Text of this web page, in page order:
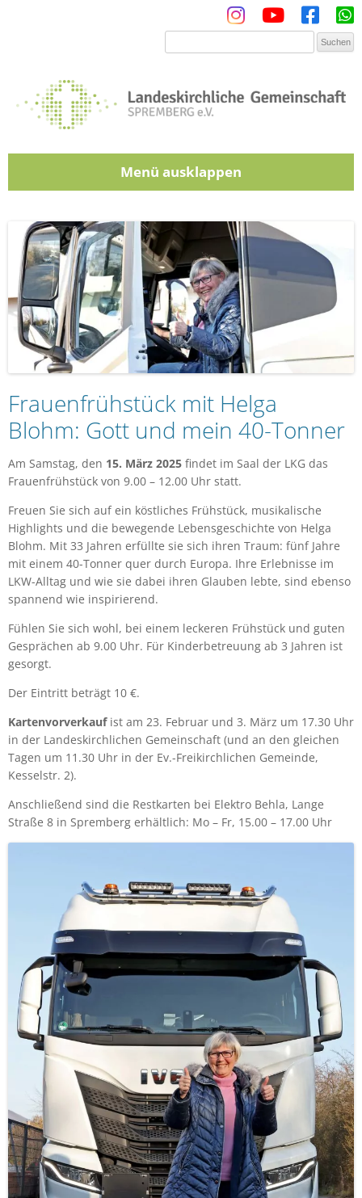
Menü
Frauenfrühstück mit Helga
Blohm: Gott und mein 40-Tonner
Am Samstag, den 15. März 2025 findet im Saal der LKG das
Frauenfrühstück von 9.00 – 12.00 Uhr statt.
Freuen Sie sich auf ein köstliches Frühstück, musikalische
Highlights und die bewegende Lebensgeschichte von Helga
Blohm. Mit 33 Jahren erfüllte sie sich ihren Traum: fünf Jahre
mit einem 40-Tonner quer durch Europa. Ihre Erlebnisse im
LKW-Alltag und wie sie dabei ihren Glauben lebte, sind ebenso
spannend wie inspirierend.
Fühlen Sie sich wohl, bei einem leckeren Frühstück und guten
Gesprächen ab 9.00 Uhr. Für Kinderbetreuung ab 3 Jahren ist
gesorgt.
Der Eintritt beträgt 10 €.
Kartenvorverkauf ist am 23. Februar und 3. März um 17.30 Uhr
in der Landeskirchlichen Gemeinschaft (und an den gleichen
Tagen um 11.30 Uhr in der Ev.-Freikirchlichen Gemeinde,
Kesselstr. 2).
Anschließend sind die Restkarten bei Elektro Behla, Lange
Straße 8 in Spremberg erhältlich: Mo – Fr, 15.00 – 17.00 Uhr